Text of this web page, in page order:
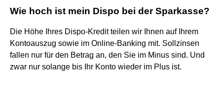
Wie hoch ist mein Dispo bei der Sparkasse?
Die Höhe Ihres Dispo-Kredit teilen wir Ihnen auf Ihrem
Kontoauszug sowie im Online-Banking mit. Sollzinsen
fallen nur für den Betrag an, den Sie im Minus sind. Und
zwar nur solange bis Ihr Konto wieder im Plus ist.